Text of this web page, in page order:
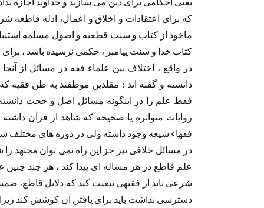
که برای اعتقادات و اخلاق و اعمال، ادله قاطعه
ماخوذ از کتاب و سنت قطعیه و اصول مسلمه
کتاب خدا و سنت پیامبر ، حکمی نرسیده باشد ،
در واقع ، اختلاف بین علماء فقه در مسائل از
دانسته و گفته اند : مقلدین موظفند به ظن فقیه
فقط علم را در اینگونه مسائل اصل و حجت دانسته
روایات متواتره یا صحیحه که شاهد از قرآن
فقهاء شیعه وجود داشته ولی در دوره های
در مسائل خلافی نیز جز این راه نمی توان
علم قاطع در هر مساله ای پیدا کند ، هر چند
شرعی باید از فقیهی تبعیت کند که دلایل قاطع،
دسترسی نداشت باید برای یافتن آن کوشش کند